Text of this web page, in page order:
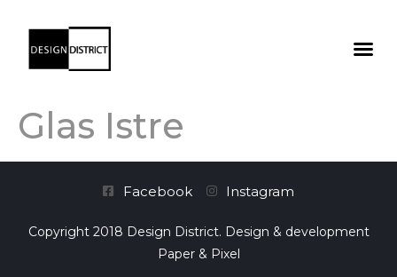
Glas Istre
Facebook Instagram
Copyright 2018 Design District. Design & development
Paper & Pixel